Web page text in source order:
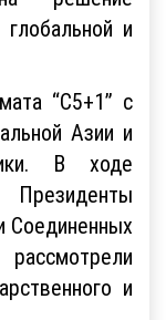
и
“C5+1” с
Азии и
В ходе
Соединенных
и